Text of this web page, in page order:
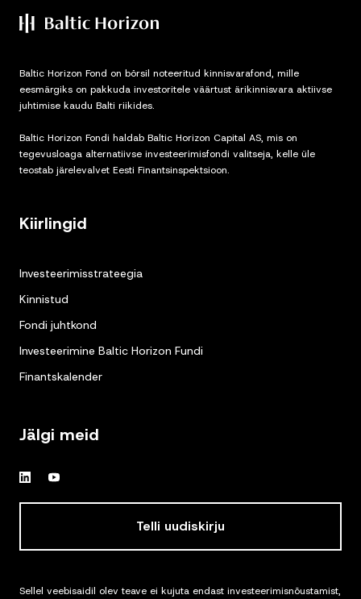
Baltic Horizon Fond on börsil noteeritud kinnisvarafond, mille
eesmärgiks on pakkuda investoritele väärtust ärikinnisvara aktiivse
juhtimise kaudu Balti riikides.
Baltic Horizon Fondi haldab Baltic Horizon Capital AS, mis on
tegevusloaga alternatiivse investeerimisfondi valitseja, kelle üle
teostab järelevalvet Eesti Finantsinspektsioon.
Kiirlingid
Investeerimisstrateegia
Kinnistud
Fondi juhtkond
Investeerimine Baltic Horizon Fundi
Finantskalender
Jälgi meid
Telli uudiskirju
Sellel veebisaidil olev teave ei kujuta endast investeerimisnõustamist,